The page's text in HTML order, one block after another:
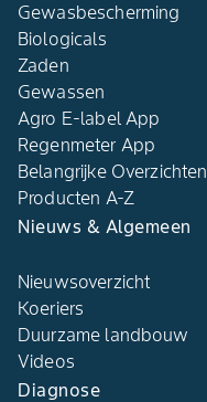
Gewasbescherming
Biologicals
Zaden
Gewassen
Agro E-label App
Regenmeter App
Belangrijke Overzichten
Producten A-Z
Nieuws & Algemeen
Nieuwsoverzicht
Koeriers
Duurzame landbouw
Videos
Diagnose